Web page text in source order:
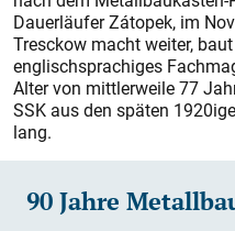
Dauerläufer Zátopek, im
Tresckow macht weiter,
englischsprachiges
Alter von mittlerweile 77
SSK aus den späten
lang.
90 Jahre